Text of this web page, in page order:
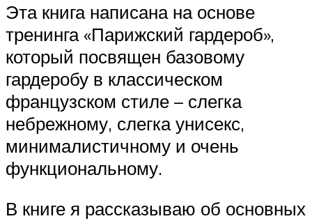
Эта книга написана на основе
тренинга «Парижский гардероб»,
который посвящен базовому
гардеробу в классическом
французском стиле – слегка
небрежному, слегка унисекс,
минималистичному и очень
функциональному.
В книге я рассказываю об основных